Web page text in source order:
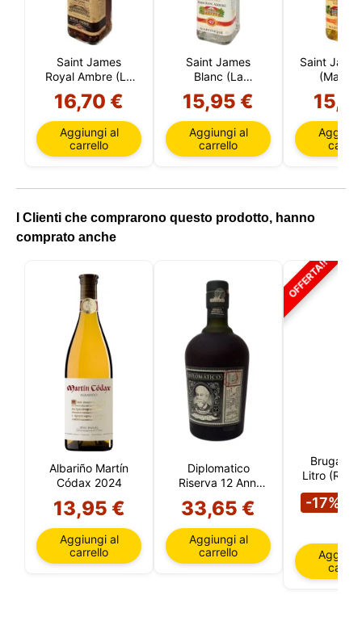
Saint James
Royal Ambre (La
Martinica)
16,70 €
Aggiungi al
carrello
Saint James
Blanc (La
Martinica)
15,95 €
Aggiungi al
carrello
Saint
I Clienti che comprarono questo prodotto, hanno
comprato anche
Albariño Martín
Códax 2024
13,95 €
Aggiungi al
carrello
Diplomatico
Riserva 12 Anni
33,65 €
Aggiungi al
carrello
OFFERTA!!
Brugal
Litro
-17%